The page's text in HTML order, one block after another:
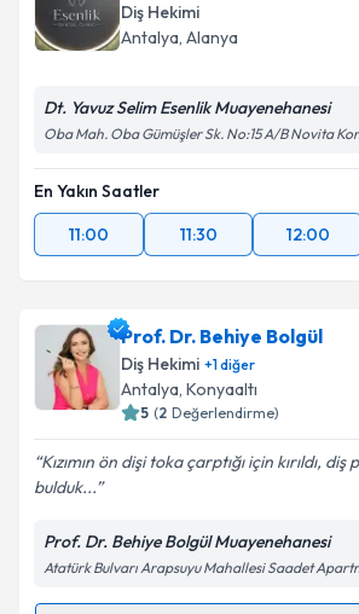
Diş Hekimi
Antalya, Alanya
Dt. Yavuz Selim Esenlik Muayenehanesi
Oba Mah. Oba Gümüşler Sk. No:15 A/B Novita
En Yakın Saatler
11:00
11:30 12:00
Prof. Dr. Behiye Bolgül
Diş Hekimi +1diğer
Antalya, Konyaaltı
5 (2 Değerlendirme)
Kızımın ön dişi toka çarptığı için kırıldı, diş
bulduk...
Prof. Dr. Behiye Bolgül Muayenehanesi
Atatürk Bulvarı Arapsuyu Mahallesi Saadet